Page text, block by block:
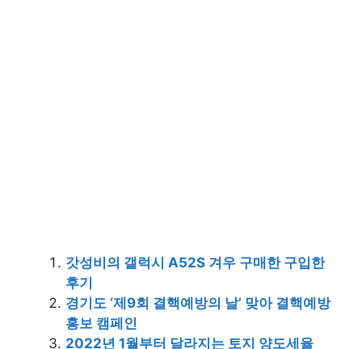
갓성비의 갤럭시 A52S 겨우 구매한 구입한
후기
경기도 ‘제9회 결핵예방의 날’ 맞아 결핵예방
홍보 캠페인
2022년 1월부터 달라지는 토지 양도세율